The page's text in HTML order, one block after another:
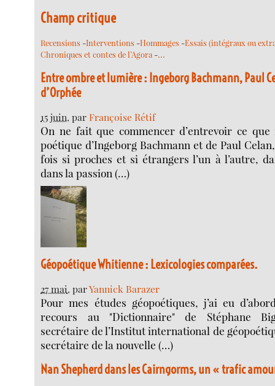
Champ critique
Recensions -Interventions -Hommages -Essais (intégraux ou
Chroniques et contes de l’Agora -…
Entre ombre et lumière : Ingeborg Bachmann, Paul
d’Orphée
15 juin, parFrançoise Rétif
On ne fait que commencer d’entrevoir ce
poétique d’Ingeborg Bachmann et de Paul
fois si proches et si étrangers l’un à l’autre,
dans la passion (…)
Géopoétique Whitienne : Lexicologies comparées.
27 mai, parYannick Barazer
Pour mes études géopoétiques, j’ai eu
recours au "Dictionnaire" de Stéphane
secrétaire de l’Institut international de
secrétaire de la nouvelle (…)
Nan Shepherd dans les Cairngorms, un « trafic